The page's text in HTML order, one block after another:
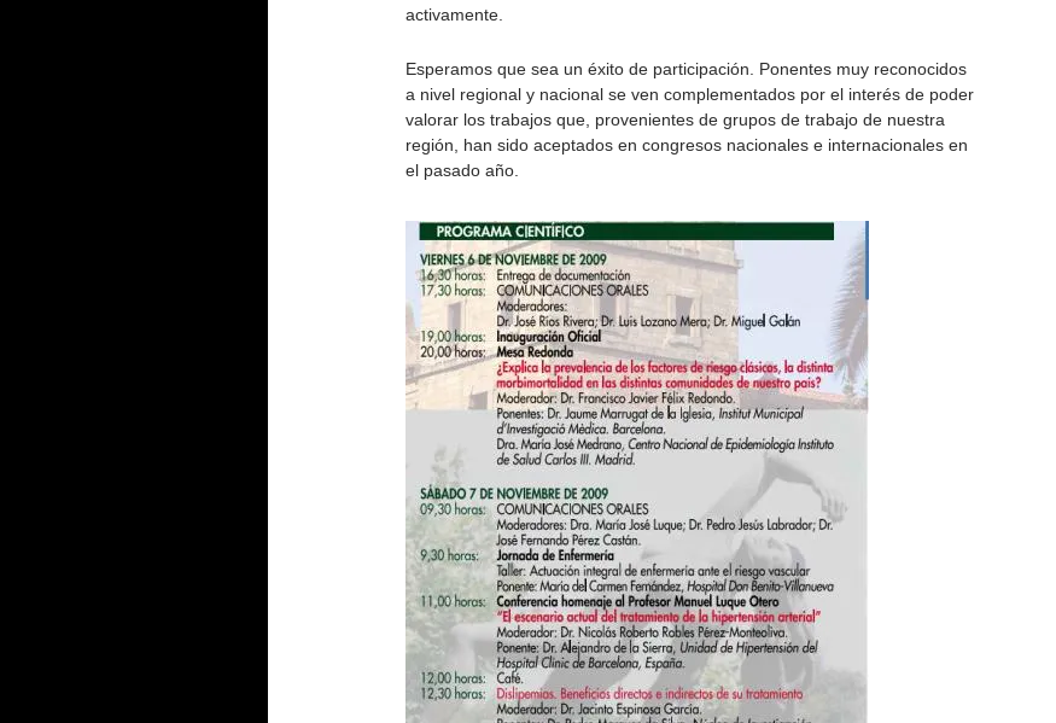
activamente.
Esperamos que sea un éxito de participación. Ponentes muy reconocidos
a nivel regional y nacional se ven complementados por el interés de poder
valorar los trabajos que, provenientes de grupos de trabajo de nuestra
región, han sido aceptados en congresos nacionales e internacionales en
el pasado año.